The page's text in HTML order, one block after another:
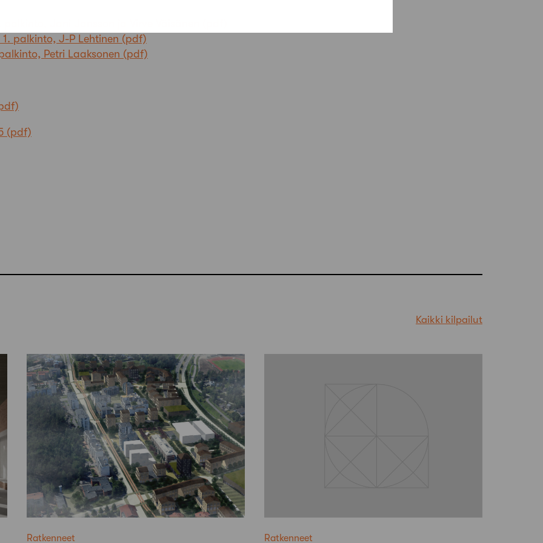
palkinto, J-P Lehtinen
Petri Laaksonen
Kaikki kilpailut
Ratkenneet Ratkenneet